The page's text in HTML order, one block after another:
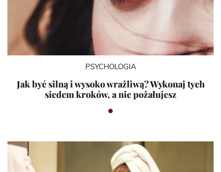
PSYCHOLOGIA
Jak być silną i wysoko wrażliwą? Wykonaj tych
siedem kroków, a nie pożałujesz